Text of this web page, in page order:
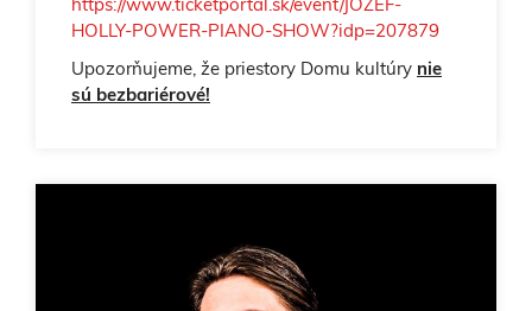
HOLLY-POWER-PIANO-SHOW?idp=207879
Upozorňujeme, že priestory Domu kultúry nie
sú bezbariérové!